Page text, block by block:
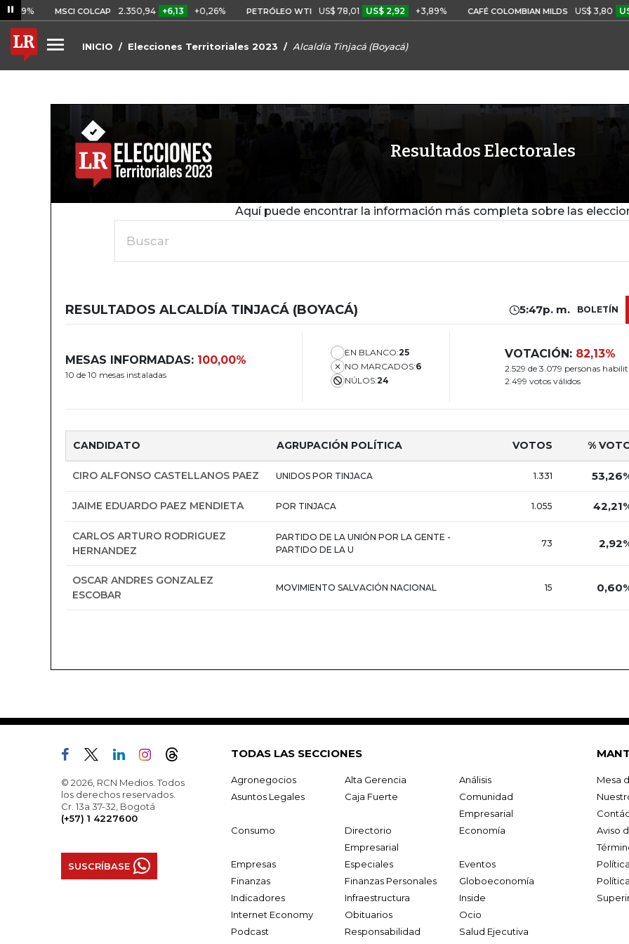
MSCI COLCAP 2.350,94 +6,13 +0,26% PETRÓLEO WTI US$ 78,01 US$ 2,92 +3,89% CAFÉ COLOMBIAN MILDS US$ 3,80 US$
INICIO Elecciones Territoriales 2023 Alcaldía Tinjacá (Boyacá)
Resultados Electorales
Aquí puede encontrar la información más completa sobre las
Buscar
RESULTADOS ALCALDÍA TINJACÁ (BOYACÁ) 5:47p. m. BOLETÍN
MESAS INFORMADAS: 100,00%
10 de 10 mesas instaladas
EN BLANCO:25
NO MARCADOS:6
NÚLOS:24
VOTACIÓN: 82,13%
2.529 de 3.079 personas
2.499 votos válidos
CANDIDATO AGRUPACIÓN POLÍTICA VOTOS %
CIRO ALFONSO CASTELLANOS PAEZ UNIDOS POR TINJACA 1.331
JAIME EDUARDO PAEZ MENDIETA POR TINJACA 1.055
CARLOS ARTURO RODRIGUEZ
HERNANDEZ
PARTIDO DE LA UNIÓN POR LA GENTE -
PARTIDO DE LA U
73
OSCAR ANDRES GONZALEZ
ESCOBAR
MOVIMIENTO SALVACIÓN NACIONAL 15
© 2026, RCN Medios. Todos
los derechos reservados.
Cr. 13a 37-32, Bogotá
(+57) 1 4227600
SUSCRÍBASE
TODAS LAS SECCIONES
Agronegocios Alta Gerencia
Análisis
Asuntos Legales
Caja Fuerte
Comunidad
Empresarial
Consumo
Directorio
Empresarial
Economía
Empresas Especiales
Eventos
Finanzas
Finanzas Personales
Globoeconomía
Indicadores
Infraestructura
Inside
Internet Economy
Obituarios
Ocio
Podcast
Responsabilidad
Salud Ejecutiva
Mesa
Aviso